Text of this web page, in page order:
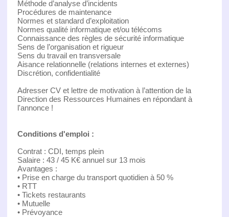
Méthode d’analyse d’incidents
Procédures de maintenance
Normes et standard d’exploitation
Normes qualité informatique et/ou télécoms
Connaissance des règles de sécurité informatique
Sens de l’organisation et rigueur
Sens du travail en transversale
Aisance relationnelle (relations internes et externes)
Discrétion, confidentialité
Adresser CV et lettre de motivation à l’attention de la
Direction des Ressources Humaines en répondant à
l'annonce !
Conditions d'emploi :
Contrat : CDI, temps plein
Salaire : 43 / 45 K€ annuel sur 13 mois
Avantages :
• Prise en charge du transport quotidien à 50 %
• RTT
• Tickets restaurants
• Mutuelle
• Prévoyance